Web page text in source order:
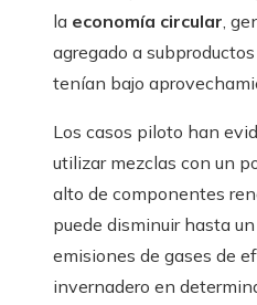
la economía circular,
agregado a
tenían bajo
Los casos piloto han
utilizar mezclas con un
alto de componentes
puede disminuir hasta
emisiones de gases de
invernadero en